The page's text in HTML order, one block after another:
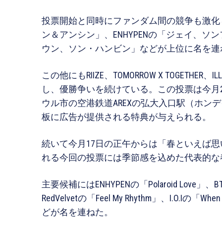
投票開始と同時にファンダム間の競争も激化
ン＆アンシン」、ENHYPENの「ジェイ、ソ
ウン、ソン・ハンビン」などが上位に名を
この他にもRIIZE、TOMORROW X
し、優勝争いを続けている。この投票は今
ウル市の空港鉄道AREXの弘大入口駅（ホン
板に広告が提供される特典が与えられる。
続いて今月17日の正午からは「春といえば
れる今回の投票には季節感を込めた代表的
主要候補にはENHYPENの「Polaroid Love」、
RedVelvetの「Feel My Rhythm」、I.O.Iの「
どが名を連ねた。